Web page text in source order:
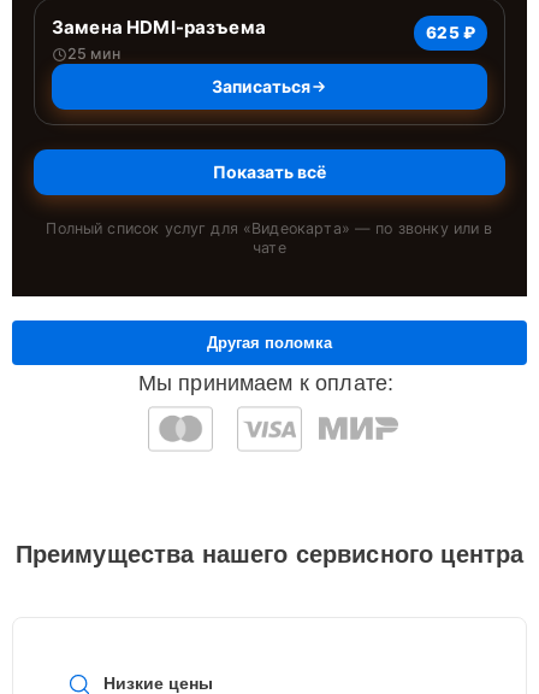
Замена HDMI-разъема
25 мин
625 ₽
Записаться
Показать всё
Полный список услуг для «Видеокарта» — по звонку или в
чате
Мы принимаем к оплате:
Другая поломка
Преимущества нашего сервисного центра
Низкие цены